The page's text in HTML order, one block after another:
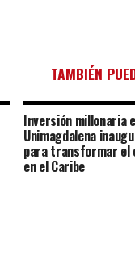
TAMBIÉN
Inversión millonaria
Unimagdalena
para transformar el
en el Caribe